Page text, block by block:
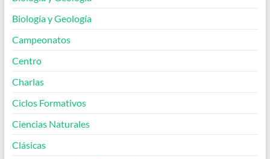
Biología y Geología
Campeonatos
Centro
Charlas
Ciclos Formativos
Ciencias Naturales
Clásicas